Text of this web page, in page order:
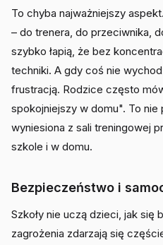
To chyba najważniejszy
– do trenera, do przeciwnika,
szybko łapią, że bez
techniki. A gdy coś nie
frustracją. Rodzice często
spokojniejszy w domu". To nie
wyniesiona z sali treningowej
szkole i w domu.
Bezpieczeństwo i
Szkoły nie uczą dzieci, jak się
zagrożenia zdarzają się